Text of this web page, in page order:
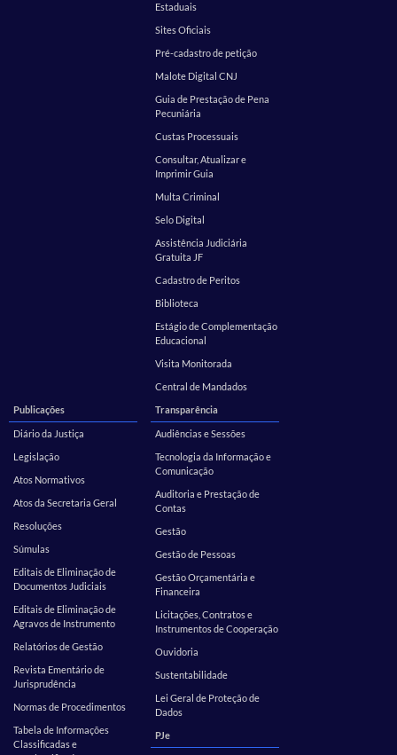
Estaduais
Sites Oficiais
Pré-cadastro de petição
Malote Digital CNJ
Guia de Prestação de Pena
Pecuniária
Custas Processuais
Consultar, Atualizar e
Imprimir Guia
Multa Criminal
Selo Digital
Assistência Judiciária
Gratuita JF
Cadastro de Peritos
Biblioteca
Estágio de Complementação
Educacional
Visita Monitorada
Central de Mandados
Publicações
Diário da Justiça
Legislação
Atos Normativos
Atos da Secretaria Geral
Resoluções
Súmulas
Editais de Eliminação de
Documentos Judiciais
Editais de Eliminação de
Agravos de Instrumento
Relatórios de Gestão
Revista Ementário de
Jurisprudência
Normas de Procedimentos
Tabela de Informações
Classificadas e
Transparência
Audiências e Sessões
Tecnologia da Informação e
Comunicação
Auditoria e Prestação de
Contas
Gestão
Gestão de Pessoas
Gestão Orçamentária e
Financeira
Licitações, Contratos e
Instrumentos de Cooperação
Ouvidoria
Sustentabilidade
Lei Geral de Proteção de
Dados
PJe